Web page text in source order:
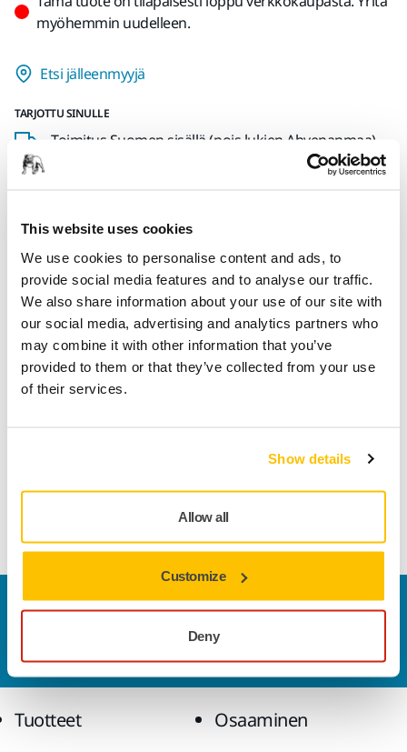
This website uses cookies
We use cookies to personalise content and ads, to
provide social media features and to analyse our traffic.
We also share information about your use of our site with
our social media, advertising and analytics partners who
may combine it with other information that you’ve
provided to them or that they’ve collected from your use
of their services.
Show details
Allow all
Customize
Deny
myöhemmin uudelleen.
Etsi jälleenmyyjä
TARJOTTU SINULLE
Toimitus Suomen sisällä (pois lukien Ahvenanmaa)
Turvallinen maksutapa
Toimituksen seuranta
Tee palautus helposti osoitteessa www.mirka.com/fi-
fi/tuki/palautuslomake/
Tuotetiedot
Mirka Paint Cup System (PCS) kertakäyttöastian kansi, 180-
Ota yhteyttä
Haluatko tietää lisää?Ota yhteyttä
Tuotteet Osaaminen